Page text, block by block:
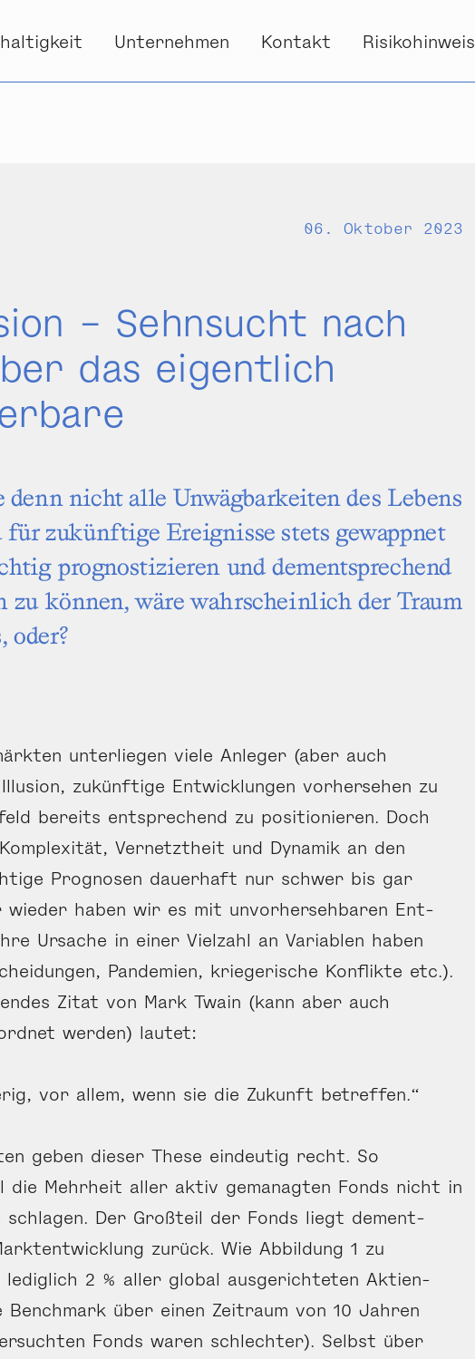
Unternehmen Kontakt Risikohinweis
06. Oktober 2023
– Sehnsucht nach
das eigentlich
denn nicht alle Unwägbarkeiten des Lebens
zukünftige Ereig­nisse stets gewappnet
prognosti­zieren und dement­sprechend
zu können, wäre wahr­scheinlich der Traum
oder?
unterliegen viele Anleger (aber auch
zukünftige Ent­wicklungen vorhersehen zu
bereits ent­sprechend zu positionieren. Doch
Ver­netztheit und Dynamik an den
Prog­nosen dauerhaft nur schwer bis gar
haben wir es mit unvorher­seh­baren Ent­
Ursache in einer Vielzahl an Vari­ablen haben
Pandemien, kriegerische Konflikte etc.).
Zitat von Mark Twain (kann aber auch
werden) lautet:
vor allem, wenn sie die Zukunft betreffen.“
geben dieser These eindeutig recht. So
die Mehrheit aller aktiv gemanagten Fonds nicht in
schlagen. Der Großteil der Fonds liegt dement­
zurück. Wie Abbildung 1 zu
lediglich 2 % aller global ausgerichteten Aktien­
über einen Zeitraum von 10 Jahren
Fonds waren schlechter). Selbst über